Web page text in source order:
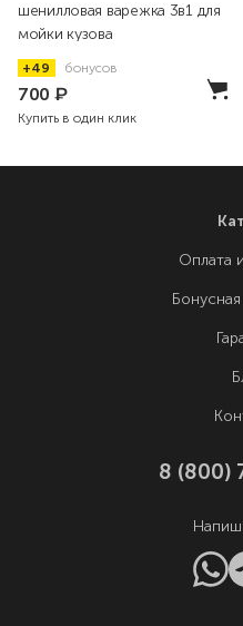
шенилловая варежка 3в1 для
мойки кузова
+49 бонусов
700 ₽
Купить в один клик
Оплата
8 (800)